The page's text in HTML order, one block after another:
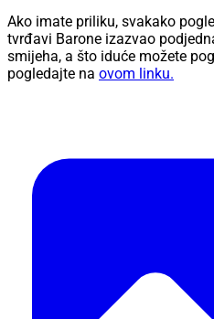
Ako imate priliku, svakako
tvrđavi Barone izazvao
smijeha, a što iduće možete
pogledajte na ovom linku.